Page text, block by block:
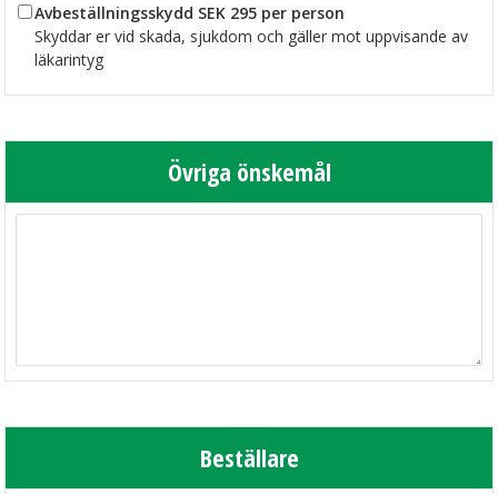
Avbeställningsskydd SEK 295 per person
Skyddar er vid skada, sjukdom och gäller mot uppvisande av
läkarintyg
Övriga önskemål
Beställare